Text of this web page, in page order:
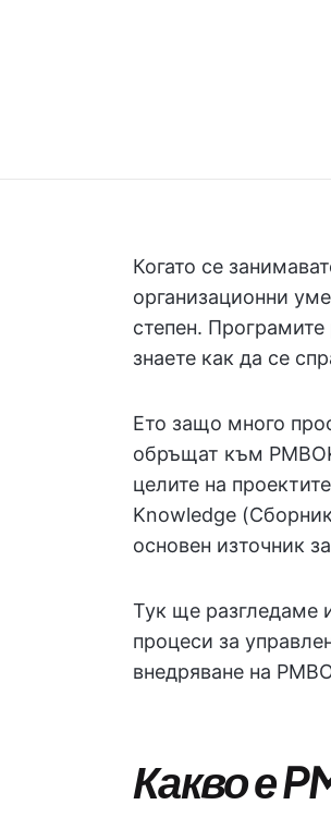
Когато се
организационни
степен.
знаете как да се
Ето защо много
обръщат към
целите на
Knowledge
основен източник
Тук ще разгледаме
процеси за
внедряване на
Какво е